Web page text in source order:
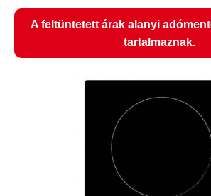
A feltüntetett árak alanyi
tartalmaznak.